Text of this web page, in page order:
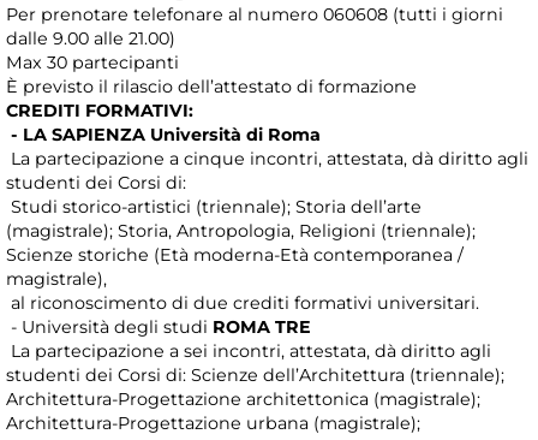
Per prenotare telefonare al numero 060608 (tutti i giorni
dalle 9.00 alle 21.00)
Max 30 partecipanti
È previsto il rilascio dell’attestato di formazione
CREDITI FORMATIVI:
- LA SAPIENZA Università di Roma
La partecipazione a cinque incontri, attestata, dà diritto agli
studenti dei Corsi di:
Studi storico-artistici (triennale); Storia dell’arte
(magistrale); Storia, Antropologia, Religioni (triennale);
Scienze storiche (Età moderna-Età contemporanea /
magistrale),
al riconoscimento di due crediti formativi universitari.
- Università degli studi ROMA TRE
La partecipazione a sei incontri, attestata, dà diritto agli
studenti dei Corsi di: Scienze dell’Architettura (triennale);
Architettura-Progettazione architettonica (magistrale);
Architettura-Progettazione urbana (magistrale);